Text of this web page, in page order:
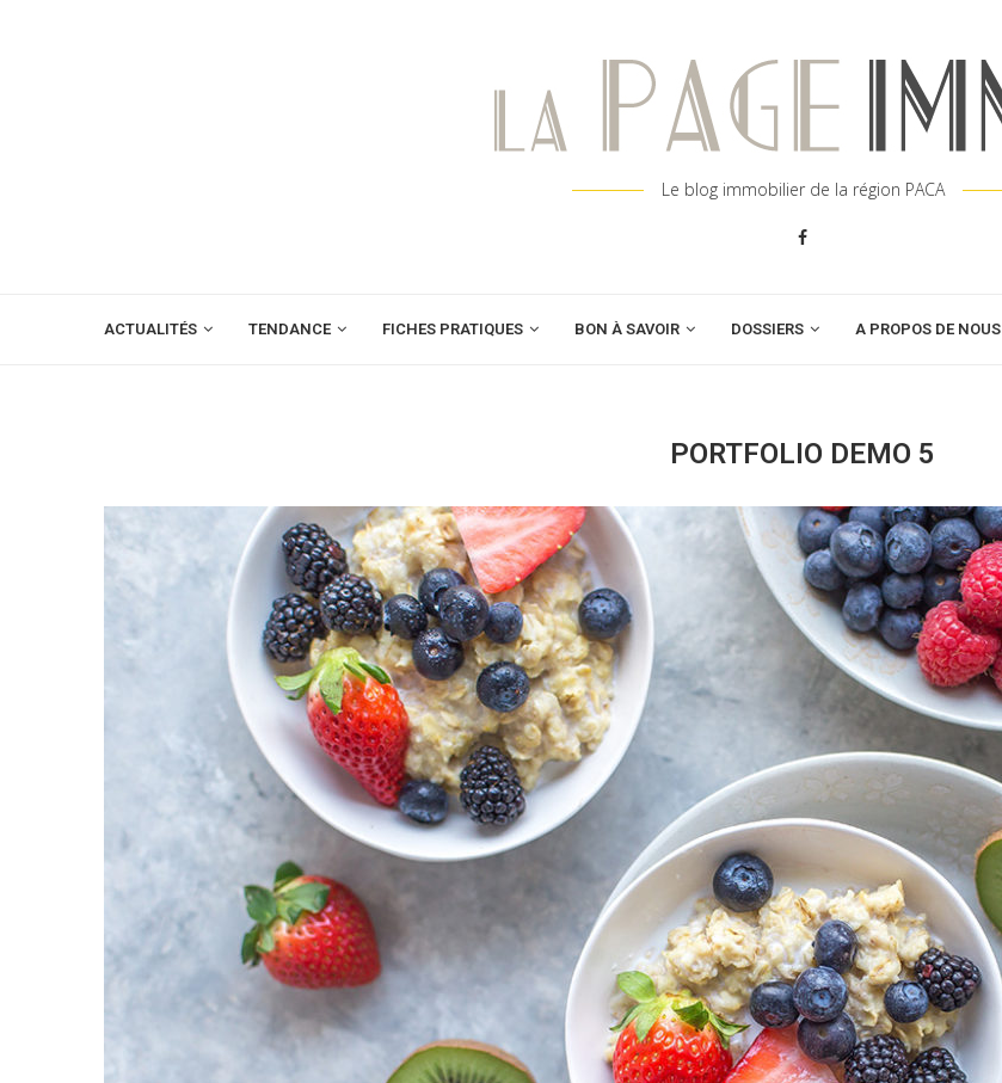
Le blog immobilier de la région PACA
ACTUALITÉS TENDANCE FICHES PRATIQUES BON À SAVOIR DOSSIERS A PROPOS DE NOUS
PORTFOLIO DEMO 5